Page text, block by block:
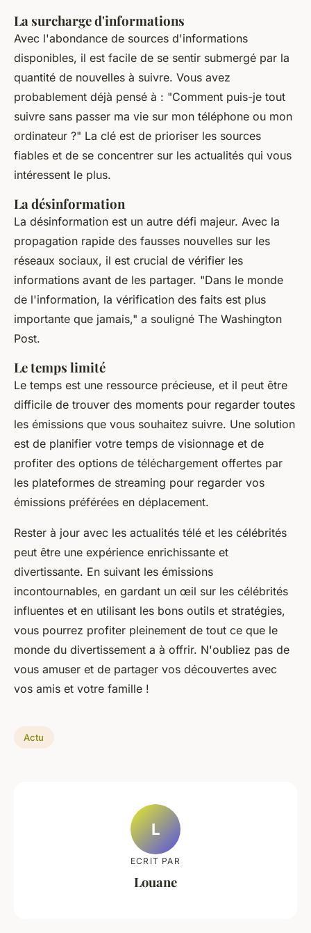
La surcharge d'informations
Avec l'abondance de sources d'informations
disponibles, il est facile de se sentir submergé par la
quantité de nouvelles à suivre. Vous avez
probablement déjà pensé à : "Comment puis-je tout
suivre sans passer ma vie sur mon téléphone ou mon
ordinateur ?" La clé est de prioriser les sources
fiables et de se concentrer sur les actualités qui vous
intéressent le plus.
La désinformation
La désinformation est un autre défi majeur. Avec la
propagation rapide des fausses nouvelles sur les
réseaux sociaux, il est crucial de vérifier les
informations avant de les partager. "Dans le monde
de l'information, la vérification des faits est plus
importante que jamais," a souligné The Washington
Post.
Le temps limité
Le temps est une ressource précieuse, et il peut être
difficile de trouver des moments pour regarder toutes
les émissions que vous souhaitez suivre. Une solution
est de planifier votre temps de visionnage et de
profiter des options de téléchargement offertes par
les plateformes de streaming pour regarder vos
émissions préférées en déplacement.
Rester à jour avec les actualités télé et les célébrités
peut être une expérience enrichissante et
divertissante. En suivant les émissions
incontournables, en gardant un œil sur les célébrités
influentes et en utilisant les bons outils et stratégies,
vous pourrez profiter pleinement de tout ce que le
monde du divertissement a à offrir. N'oubliez pas de
vous amuser et de partager vos découvertes avec
vos amis et votre famille !
Actu
L
ECRIT PAR
Louane